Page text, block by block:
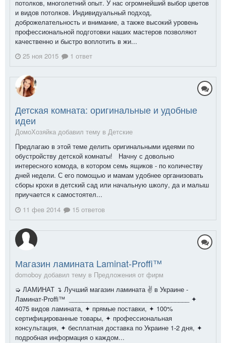
потолков, многолетний опыт. У нас огромнейший выбор цветов
и видов потолков. Индивидуальный подход,
доброжелательность и внимание, а также высокий уровень
профессиональной подготовки наших мастеров позволяют
качественно и быстро воплотить в жи...
25 ноя 2015
1 ответ
Детская комната: оригинальные и удобные
идеи
ДомоХозяйка добавил тему в Детские
Предлагаю в этой теме делить оригинальными идеями по
обустройству детской комнаты! Начну с довольно
интересного комода, в котором семь ящиков - по количеству
дней недели. С его помощью и мамам удобнее организовать
сборы крохи в детский сад или начальную школу, да и малыш
приучается к самостоятел...
11 фев 2014
15 ответов
Магазин ламината Laminat-Proffi™
domoboy добавил тему в Предложения от фирм
➭ ЛАМИНАТ ↴ Лучший магазин ламината ✌ в Украине -
Ламинат-Proffi™ __________________________________ ✦
4075 видов ламината, ✦ прямые поставки, ✦ 100%
сертифицированные товары, ✦ профессиональная
консультация, ✦ бесплатная доставка по Украине 1-2 дня, ✦
подробная информация о каждом...